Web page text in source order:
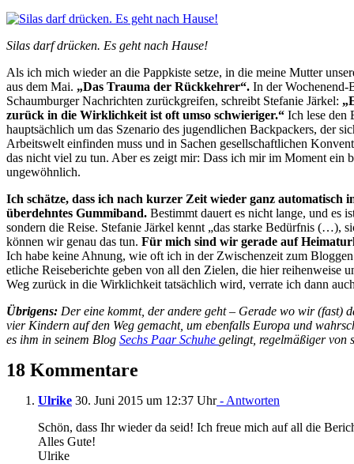
Silas darf drücken. Es geht nach Hause!
Als ich mich wieder an die Pappkiste setze, in die meine Mutter
aus dem Mai. „Das Trauma der Rückkehrer“. In der Wochenend-
Schaumburger Nachrichten zurückgreifen, schreibt Stefanie Järkel:
zurück in die Wirklichkeit ist oft umso schwieriger.“ Ich lese den
hauptsächlich um das Szenario des jugendlichen Backpackers, der
Arbeitswelt einfinden muss und in Sachen gesellschaftlichen
das nicht viel zu tun. Aber es zeigt mir: Dass ich mir im Moment ein
ungewöhnlich.
Ich schätze, dass ich nach kurzer Zeit wieder ganz automatisch
überdehntes Gummiband. Bestimmt dauert es nicht lange, und es
sondern die Reise. Stefanie Järkel kennt „das starke Bedürfnis (…),
können wir genau das tun. Für mich sind wir gerade auf
Ich habe keine Ahnung, wie oft ich in der Zwischenzeit zum
etliche Reiseberichte geben von all den Zielen, die hier reihenweise
Weg zurück in die Wirklichkeit tatsächlich wird, verrate ich dann
Übrigens: Der eine kommt, der andere geht – Gerade wo wir
vier Kindern auf den Weg gemacht, um ebenfalls Europa und
es ihm in seinem Blog Sechs Paar Schuhe gelingt, regelmäßiger von
18 Kommentare
Ulrike 30. Juni 2015 um 12:37 Uhr- Antworten
Schön, dass Ihr wieder da seid! Ich freue mich auf all die
Alles Gute!
Ulrike